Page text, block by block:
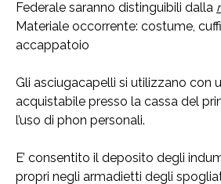
Federale saranno distinguibili dalla
Materiale occorrente: costume,
accappatoio
Gli asciugacapelli si utilizzano con
acquistabile presso la cassa del
l’uso di phon personali.
E’ consentito il deposito degli
propri negli armadietti degli